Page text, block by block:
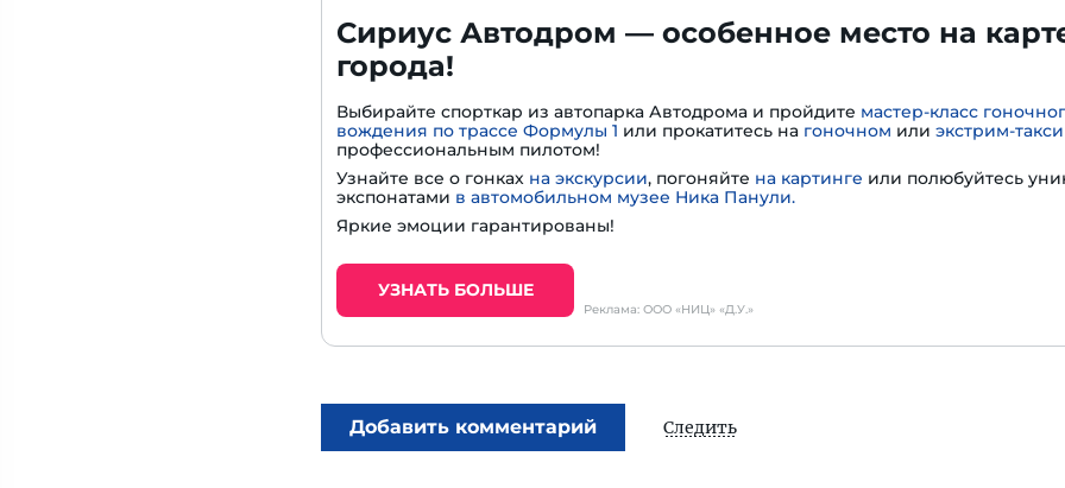
Сириус Автодром — особенное место на
города!
Выбирайте спорткар из автопарка Автодрома и пройдите мастер-класс
вождения по трассе Формулы 1 или прокатитесь на гоночном или экстрим-такси
профессиональным пилотом!
Узнайте все о гонках на экскурсии, погоняйте на картинге или полюбуйтесь
экспонатами в автомобильном музее Ника Панули.
Яркие эмоции гарантированы!
УЗНАТЬ БОЛЬШЕ
Реклама: ООО «НИЦ» «Д.У.»
Добавить комментарий Следить